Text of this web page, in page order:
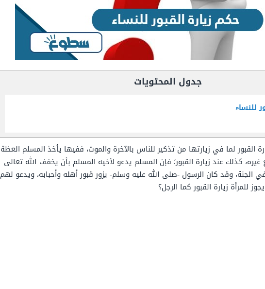
جدول المحتويات
للنساء
القبور لما في زيارتها من تذكير للناس بالآخرة والموت، ففيها يأخذ المسلم العظة
غيره، كذلك عند زيارة القبور؛ فإن المسلم يدعو لأخيه المسلم بأن يخفف الله تعالى
الجنة، وقد كان الرسول -صلى الله عليه وسلم- يزور قبور أهله وأحبابه، ويدعو لهم
للمرأة زيارة القبور كما الرجل؟